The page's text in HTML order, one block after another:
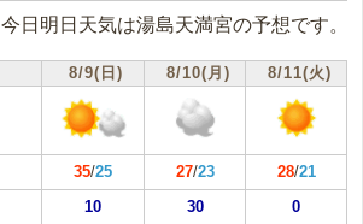
今日明日天気は湯島天満宮の予想です。
8/9(日) 8/10(月) 8/11(火)
35/25 27/23 28/21
10 30 0